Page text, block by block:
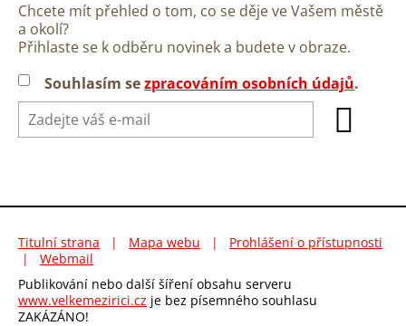
Chcete mít přehled o tom, co se děje ve Vašem městě
a okolí?
Přihlaste se k odběru novinek a budete v obraze.
Souhlasím sezpracováním osobních údajů.
Titulní strana | Mapa webu | Prohlášení o přístupnosti
| Webmail
Publikování nebo další šíření obsahu serveru
www.velkemezirici.cz je bez písemného souhlasu
ZAKÁZÁNO!